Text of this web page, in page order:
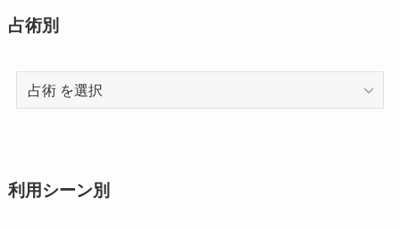
占術別
術
利用シーン別